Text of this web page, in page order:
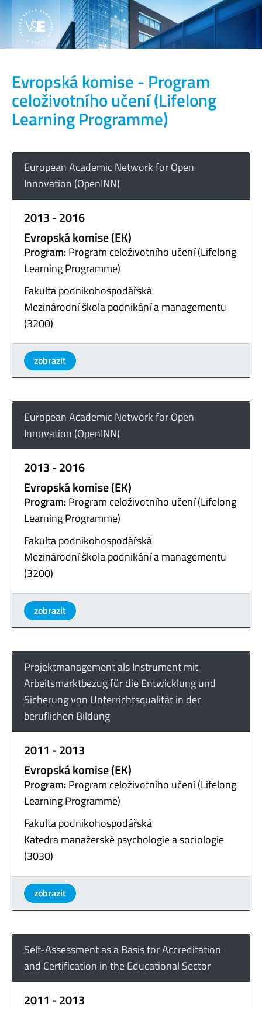
Evropská komise - Program
celoživotního učení (Lifelong
Learning Programme)
European Academic Network for Open
Innovation (OpenINN)
2013 - 2016
Evropská komise (EK)
Program:Program celoživotního učení (Lifelong
Learning Programme)
Fakulta podnikohospodářská
Mezinárodní škola podnikání a managementu
(3200)
zobrazit
European Academic Network for Open
Innovation (OpenINN)
2013 - 2016
Evropská komise (EK)
Program:Program celoživotního učení (Lifelong
Learning Programme)
Fakulta podnikohospodářská
Mezinárodní škola podnikání a managementu
(3200)
zobrazit
Projektmanagement als Instrument mit
Arbeitsmarktbezug für die Entwicklung und
Sicherung von Unterrichtsqualität in der
beruflichen Bildung
2011 - 2013
Evropská komise (EK)
Program:Program celoživotního učení (Lifelong
Learning Programme)
Fakulta podnikohospodářská
Katedra manažerské psychologie a sociologie
(3030)
zobrazit
Self-Assessment as a Basis for Accreditation
and Certification in the Educational Sector
2011 - 2013